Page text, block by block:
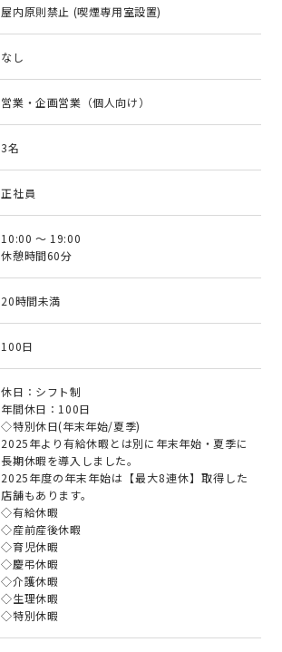
屋内原則禁止 (喫煙専用室設置)
なし
営業・企画営業（個人向け）
3名
正社員
10:00 ～ 19:00
休憩時間60分
20時間未満
100日
休日：シフト制
年間休日：100日
◇特別休日(年末年始/夏季)
2025年より有給休暇とは別に年末年始・夏季に
長期休暇を導入しました。
2025年度の年末年始は【最大8連休】取得した
店舗もあります。
◇有給休暇
◇産前産後休暇
◇育児休暇
◇慶弔休暇
◇介護休暇
◇生理休暇
◇特別休暇